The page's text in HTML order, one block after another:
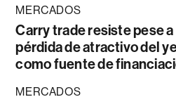
MERCADOS
Carry trade resiste pese a
pérdida de atractivo del
como fuente de
MERCADOS